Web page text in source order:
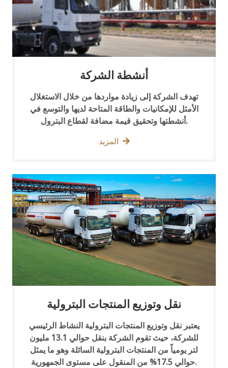
أنشطة الشركة
تهدف الشركة إلى زيادة مواردها من خلال الاستغلال
الأمثل للإمكانيات والطاقة المتاحة لديها والتوسع في
أنشطتها وتحقيق قيمة مضافة لقطاع البترول.
المزيد
نقل وتوزيع المنتجات البترولية
يعتبر نقل وتوزيع المنتجات البترولية النشاط الرئيسي
للشركة، حيث تقوم الشركة بنقل حوالي 13.1 مليون
لتر يومياً من المنتجات البترولية السائلة وهو ما يمثل
حوالي 17.5% من المنقول على مستوى الجمهورية.